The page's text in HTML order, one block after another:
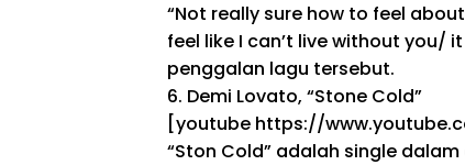
“Not really sure how to feel
feel like I can’t live without you/
penggalan lagu tersebut.
6. Demi Lovato, “Stone Cold”
[youtube https://
“Ston Cold” adalah single dalam